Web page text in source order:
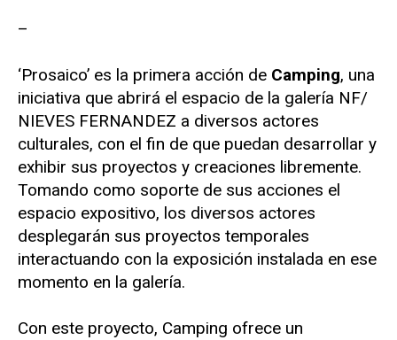
–
‘Prosaico’ es la primera acción de Camping, una
iniciativa que abrirá el espacio de la galería NF/
NIEVES FERNANDEZ a diversos actores
culturales, con el fin de que puedan desarrollar y
exhibir sus proyectos y creaciones libremente.
Tomando como soporte de sus acciones el
espacio expositivo, los diversos actores
desplegarán sus proyectos temporales
interactuando con la exposición instalada en ese
momento en la galería.
Con este proyecto, Camping ofrece un